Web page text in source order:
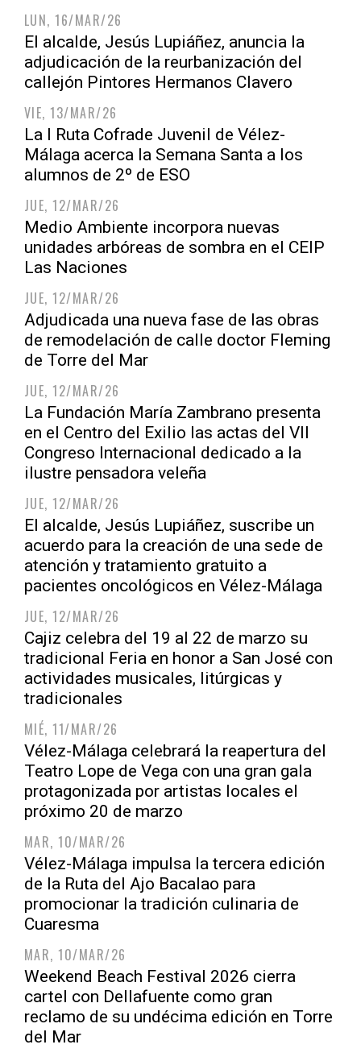
LUN, 16/MAR/26
El alcalde, Jesús Lupiáñez, anuncia la
adjudicación de la reurbanización del
callejón Pintores Hermanos Clavero
VIE, 13/MAR/26
La I Ruta Cofrade Juvenil de Vélez-
Málaga acerca la Semana Santa a los
alumnos de 2º de ESO
JUE, 12/MAR/26
Medio Ambiente incorpora nuevas
unidades arbóreas de sombra en el CEIP
Las Naciones
JUE, 12/MAR/26
Adjudicada una nueva fase de las obras
de remodelación de calle doctor Fleming
de Torre del Mar
JUE, 12/MAR/26
La Fundación María Zambrano presenta
en el Centro del Exilio las actas del VII
Congreso Internacional dedicado a la
ilustre pensadora veleña
JUE, 12/MAR/26
El alcalde, Jesús Lupiáñez, suscribe un
acuerdo para la creación de una sede de
atención y tratamiento gratuito a
pacientes oncológicos en Vélez-Málaga
JUE, 12/MAR/26
Cajiz celebra del 19 al 22 de marzo su
tradicional Feria en honor a San José con
actividades musicales, litúrgicas y
tradicionales
MIÉ, 11/MAR/26
Vélez-Málaga celebrará la reapertura del
Teatro Lope de Vega con una gran gala
protagonizada por artistas locales el
próximo 20 de marzo
MAR, 10/MAR/26
Vélez-Málaga impulsa la tercera edición
de la Ruta del Ajo Bacalao para
promocionar la tradición culinaria de
Cuaresma
MAR, 10/MAR/26
Weekend Beach Festival 2026 cierra
cartel con Dellafuente como gran
reclamo de su undécima edición en Torre
del Mar